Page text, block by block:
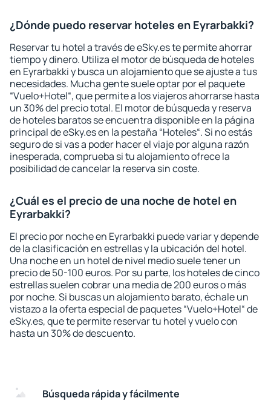
¿Dónde puedo reservar hoteles en Eyrarbakki?
Reservar tu hotel a través de eSky.es te permite ahorrar
tiempo y dinero. Utiliza el motor de búsqueda de hoteles
en Eyrarbakki y busca un alojamiento que se ajuste a tus
necesidades. Mucha gente suele optar por el paquete
“Vuelo+Hotel“, que permite a los viajeros ahorrarse hasta
un 30% del precio total. El motor de búsqueda y reserva
de hoteles baratos se encuentra disponible en la página
principal de eSky.es en la pestaña “Hoteles“. Si no estás
seguro de si vas a poder hacer el viaje por alguna razón
inesperada, comprueba si tu alojamiento ofrece la
posibilidad de cancelar la reserva sin coste.
¿Cuál es el precio de una noche de hotel en
Eyrarbakki?
El precio por noche en Eyrarbakki puede variar y depende
de la clasificación en estrellas y la ubicación del hotel.
Una noche en un hotel de nivel medio suele tener un
precio de 50-100 euros. Por su parte, los hoteles de cinco
estrellas suelen cobrar una media de 200 euros o más
por noche. Si buscas un alojamiento barato, échale un
vistazo a la oferta especial de paquetes “Vuelo+Hotel“ de
eSky.es, que te permite reservar tu hotel y vuelo con
hasta un 30% de descuento.
Búsqueda rápida y fácilmente